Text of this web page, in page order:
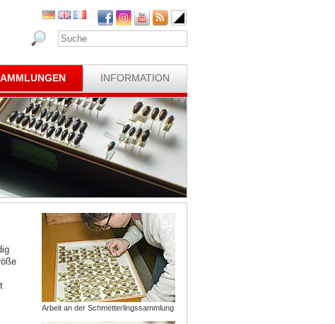
INFORMATION
Arbeit an der Schmetterlingssammlung